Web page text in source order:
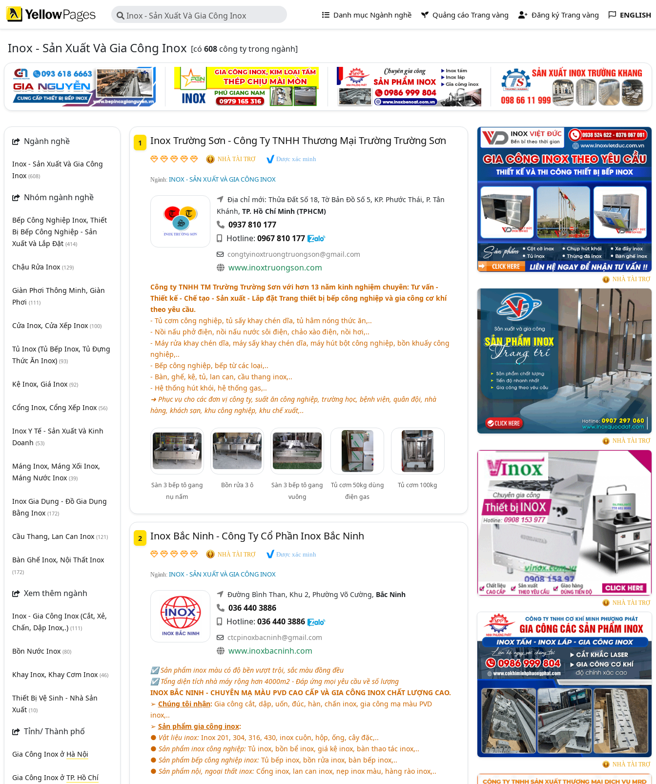
Inox - Sản Xuất Và Gia Công Inox Danh mục Ngành nghề Quảng cáo Trang vàng Đăng ký Trang vàng ENGLISH
Inox - Sản Xuất Và Gia Công Inox [có 608 công ty trong ngành]
Ngành nghề
Inox - Sản Xuất Và Gia Công
Inox (608)
Nhóm ngành nghề
Bếp Công Nghiệp Inox, Thiết
Bị Bếp Công Nghiệp - Sản
Xuất Và Lắp Đặt (414)
Chậu Rửa Inox (129)
Giàn Phơi Thông Minh, Giàn
Phơi (111)
Cửa Inox, Cửa Xếp Inox (100)
Tủ Inox (Tủ Bếp Inox, Tủ Đựng
Thức Ăn Inox) (93)
Kệ Inox, Giá Inox (92)
Cổng Inox, Cổng Xếp Inox (56)
Inox Y Tế - Sản Xuất Và Kinh
Doanh (53)
Máng Inox, Máng Xối Inox,
Máng Nước Inox (39)
Inox Gia Dụng - Đồ Gia Dụng
Bằng Inox (172)
Cầu Thang, Lan Can Inox (121)
Bàn Ghế Inox, Nội Thất Inox
(172)
Xem thêm ngành
Inox - Gia Công Inox (Cắt, Xẻ,
Chấn, Dập Inox,.) (111)
Bồn Nước Inox (80)
Khay Inox, Khay Cơm Inox (46)
Thiết Bị Vệ Sinh - Nhà Sản
Xuất (10)
Tỉnh/ Thành phố
Gia Công Inox ở Hà Nội
Gia Công Inox ở TP. Hồ Chí
1 Inox Trường Sơn - Công Ty TNHH Thương Mại Trường Trường Sơn
NHÀ TÀI TRỢ Được xác minh
Ngành: INOX - SẢN XUẤT VÀ GIA CÔNG INOX
Địa chỉ mới: Thửa Đất Số 18, Tờ Bản Đồ Số 5, KP. Phước Thái, P. Tân
Khánh, TP. Hồ Chí Minh (TPHCM)
0937 810 177
Hotline: 0967 810 177
congtyinoxtruongtruongson@gmail.com
www.inoxtruongson.com
Công ty TNHH TM Trường Trường Sơn với hơn 13 năm kinh nghiệm chuyên: Tư vấn -
Thiết kế - Chế tạo - Sản xuất - Lắp đặt Trang thiết bị bếp công nghiệp và gia công cơ khí
theo yêu cầu.
- Tủ cơm công nghiệp, tủ sấy khay chén dĩa, tủ hâm nóng thức ăn,..
- Nồi nấu phở điện, nồi nấu nước sôi điện, chảo xào điện, nồi hơi,..
- Máy rửa khay chén dĩa, máy sấy khay chén dĩa, máy hút bột công nghiệp, bồn khuấy công
nghiệp,..
- Bếp công nghiệp, bếp từ các loại,..
- Bàn, ghế, kệ, tủ, lan can, cầu thang inox,..
- Hệ thống hút khói, hệ thống gas,..
➜ Phục vụ cho các đơn vị công ty, suất ăn công nghiệp, trường học, bệnh viện, quân đội, nhà
hàng, khách sạn, khu công nghiệp, khu chế xuất,..
Sàn 3 bếp tô gang
nụ nấm
Bồn rửa 3 ô
Sàn 3 bếp tô gang
vuông
Tủ cơm 50kg dùng
điện gas
Tủ cơm 100kg
2 Inox Bắc Ninh - Công Ty Cổ Phần Inox Bắc Ninh
NHÀ TÀI TRỢ Được xác minh
Ngành: INOX - SẢN XUẤT VÀ GIA CÔNG INOX
Đường Bình Than, Khu 2, Phường Võ Cường, Bắc Ninh
036 440 3886
Hotline: 036 440 3886
ctcpinoxbacninh@gmail.com
www.inoxbacninh.com
☑ Sản phẩm inox màu có độ bền vượt trội, sắc màu đồng đều
☑ Tổng diện tích nhà máy rộng hơn 4000m2 - Đáp ứng mọi yêu cầu về số lượng
INOX BẮC NINH - CHUYÊN MẠ MÀU PVD CAO CẤP VÀ GIA CÔNG INOX CHẤT LƯỢNG CAO.
➢ Chúng tôi nhận: Gia công cắt, dập, uốn, đúc, hàn, chấn inox, gia công mạ màu PVD
inox,..
➢ Sản phẩm gia công inox:
● Vật liệu inox: Inox 201, 304, 316, 430, inox cuộn, hộp, ống, cây đặc,..
● Sản phẩm inox công nghiệp: Tủ inox, bồn bể inox, giá kệ inox, bàn thao tác inox,..
● Sản phẩm bếp công nghiệp inox: Tủ bếp inox, bồn rửa inox, bàn bếp inox,..
● Sản phẩm nội, ngoại thất inox: Cổng inox, lan can inox, nẹp inox màu, hàng rào inox,..
NHÀ TÀI TRỢ
NHÀ TÀI TRỢ
NHÀ TÀI TRỢ
NHÀ TÀI TRỢ